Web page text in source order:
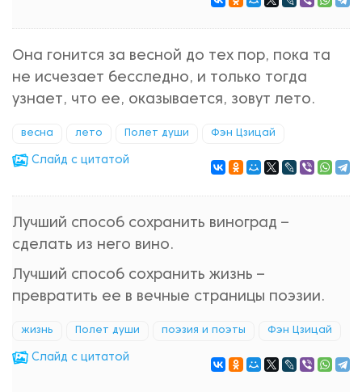
Она гонится за весной до тех пор, пока та
не исчезает бесследно, и только тогда
узнает, что ее, оказывается, зовут лето.
весна лето Полет души Фэн Цзицай
Cлайд с цитатой
Лучший способ сохранить виноград –
сделать из него вино.
Лучший способ сохранить жизнь –
превратить ее в вечные страницы поэзии.
жизнь Полет души поэзия и поэты Фэн Цзицай
Cлайд с цитатой